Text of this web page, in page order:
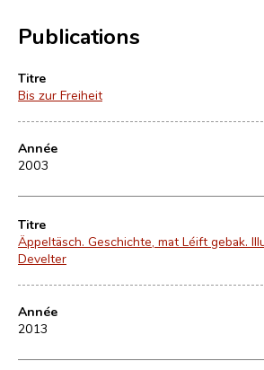
Publications
Titre
Bis zur Freiheit
Année
2003
Titre
Äppeltäsch. Geschichte, mat Léift gebak.
Develter
Année
2013